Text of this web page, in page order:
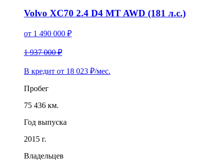
Volvo XC70 2.4 D4 MT AWD (181 л.с.)
от 1 490 000 ₽
1 937 000 ₽
В кредит от 18 023 ₽/мес.
Пробег
75 436 км.
Год выпуска
2015 г.
Владельцев